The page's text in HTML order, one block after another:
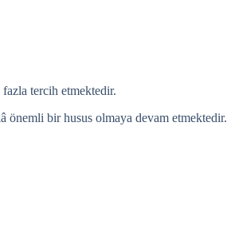
tercih etmektedir.
önemli bir husus olmaya devam etmektedir.